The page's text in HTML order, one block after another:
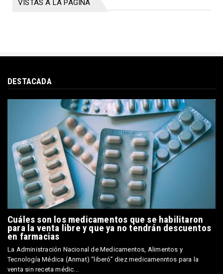
VISTAS A LA PÁGINA
DESTACADA
Cuáles son los medicamentos que se habilitaron
para la venta libre y que ya no tendrán descuentos
en farmacias
La Administración Nacional de Medicamentos, Alimentos y
Tecnología Médica (Anmat) “liberó” diez medicamenntos para la
venta sin receta médic...